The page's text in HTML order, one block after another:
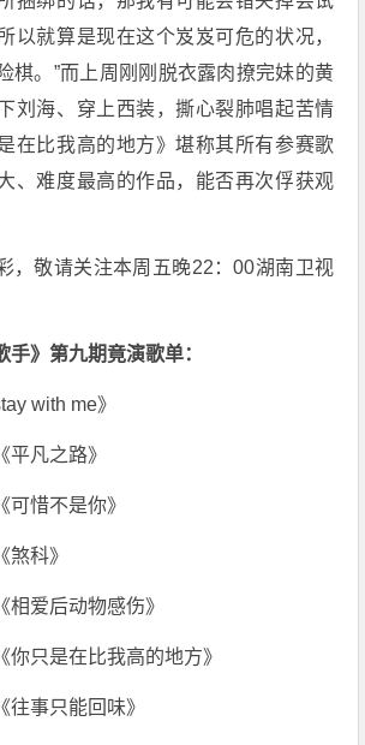
以就算是现在这个岌岌可危的状况，
棋。”而上周刚刚脱衣露肉撩完妹的黄
刘海、穿上西装，撕心裂肺唱起苦情
在比我高的地方》堪称其所有参赛歌
、难度最高的作品，能否再次俘获观
敬请关注本周五晚22：00湖南卫视
》第九期竟演歌单：
with me》
凡之路》
惜不是你》
科》
爱后动物感伤》
只是在比我高的地方》
事只能回味》